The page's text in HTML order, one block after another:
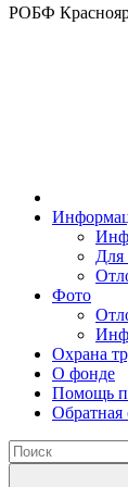
РОБФ
Для
Фото
Охрана
О фонде
Помощь
Обратная